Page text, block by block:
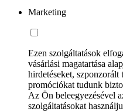
Marketing
Ezen szolgáltatások
vásárlási magatartása
hirdetéseket,
promóciókat tudunk
Az Ön beleegyezésével
szolgáltatásokat